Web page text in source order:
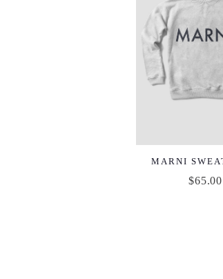
MARNI
$65.00